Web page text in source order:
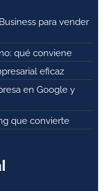
para vender
qué conviene
eficaz
en Google y
que convierte